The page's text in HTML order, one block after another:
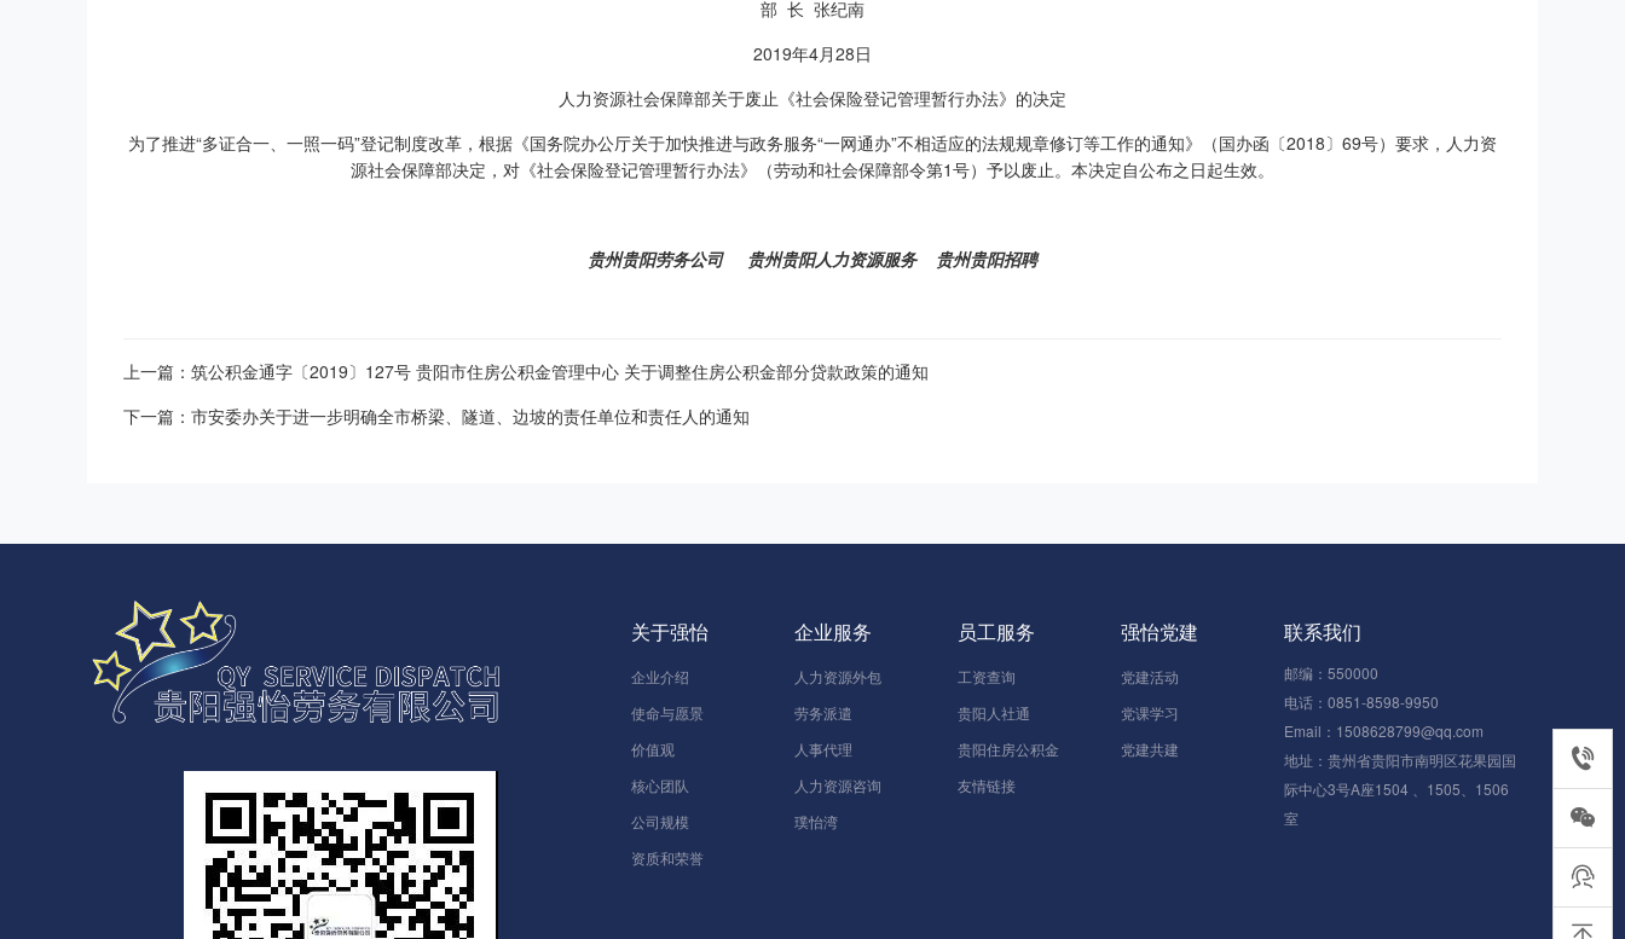
部 长 张纪南
2019年4月28日
人力资源社会保障部关于废止《社会保险登记管理暂行办法》的决定
为了推进“多证合一、一照一码”登记制度改革，根据《国务院办公厅关于加快推进与政务服务“一网通办”不相适应的法规规章修订等工作的通知》（国办函〔2018〕69号）要求，人力资
源社会保障部决定，对《社会保险登记管理暂行办法》（劳动和社会保障部令第1号）予以废止。本决定自公布之日起生效。
贵州贵阳劳务公司 贵州贵阳人力资源服务 贵州贵阳招聘
上一篇：筑公积金通字〔2019〕127号 贵阳市住房公积金管理中心 关于调整住房公积金部分贷款政策的通知
下一篇：市安委办关于进一步明确全市桥梁、隧道、边坡的责任单位和责任人的通知
0851-
在线客服
关于强怡
企业介绍
使命与愿景
价值观
核心团队
公司规模
资质和荣誉
企业服务
人力资源外包
劳务派遣
人事代理
人力资源咨询
璞怡湾
员工服务
工资查询
贵阳人社通
贵阳住房公积金
友情链接
强怡党建
党建活动
党课学习
党建共建
联系我们
邮编：550000
电话：0851-8598-9950
Email：1508628799@qq.com
地址：贵州省贵阳市南明区花果园国
际中心3号A座1504 、1505、1506
室